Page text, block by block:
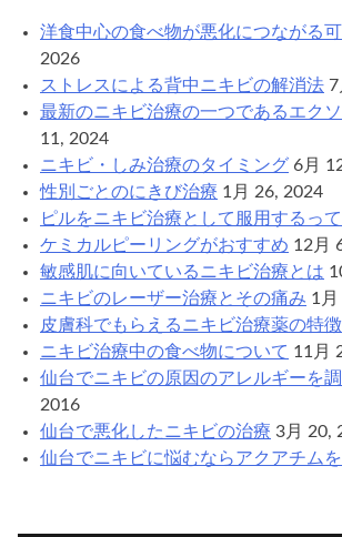
ー
ー
治
療
の
種
類
洋食中心の食べ物が悪化につながる
2026
ストレスによる背中ニキビの解消法 7
最新のニキビ治療の一つであるエク
11, 2024
ニキビ・しみ治療のタイミング 6月
性別ごとのにきび治療 1月 26, 2024
ピルをニキビ治療として服用するって
ケミカルピーリングがおすすめ 12月
敏感肌に向いているニキビ治療とは
ニキビのレーザー治療とその痛み 1月
皮膚科でもらえるニキビ治療薬の特徴
ニキビ治療中の食べ物について 11月
仙台でニキビの原因のアレルギーを
2016
仙台で悪化したニキビの治療 3月 20,
仙台でニキビに悩むならアクアチムを